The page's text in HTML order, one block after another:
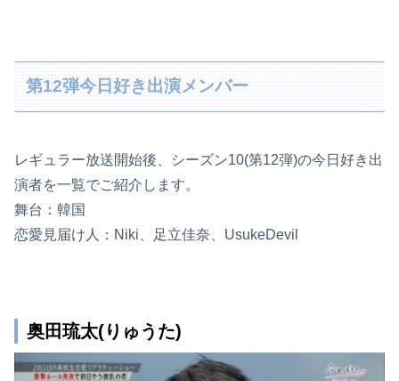
第12弾今日好き出演メンバー
レギュラー放送開始後、シーズン10(第12弾)の今日好き出
演者を一覧でご紹介します。
舞台：韓国
恋愛見届け人：Niki、足立佳奈、UsukeDevil
奥田琉太(りゅうた)